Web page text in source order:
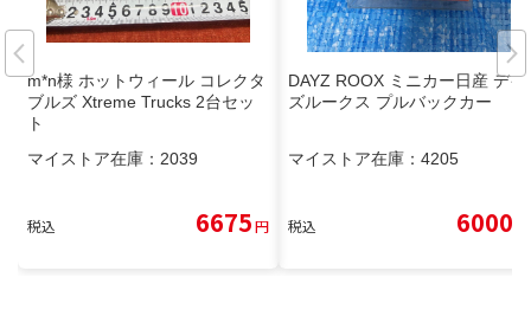
m*n様 ホットウィール コレクタ
ブルズ Xtreme Trucks 2台セッ
ト
マイストア在庫： 2039
税込 6675円
DAYZ ROOX ミニカー日産 デイ
ズルークス プルバックカー
マイストア在庫： 4205
税込 6000